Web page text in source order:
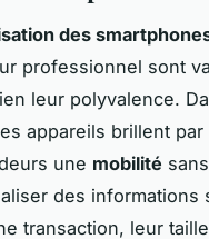
des
professionnel sont
leur polyvalence.
appareils brillent par
une mobilité
des informations
transaction, leur